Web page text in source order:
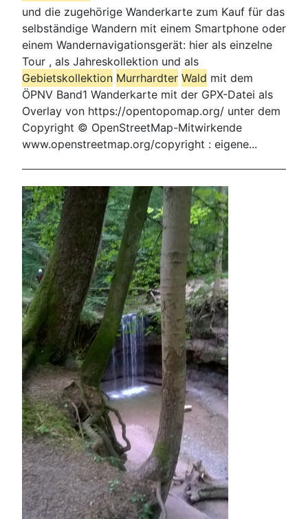
und die zugehörige Wanderkarte zum Kauf für das
selbständige Wandern mit einem Smartphone oder
einem Wandernavigationsgerät: hier als einzelne
Tour , als Jahreskollektion und als
Gebietskollektion Murrhardter Wald mit dem
ÖPNV Band1 Wanderkarte mit der GPX-Datei als
Overlay von https://opentopomap.org/ unter dem
Copyright © OpenStreetMap-Mitwirkende
www.openstreetmap.org/copyright : eigene...